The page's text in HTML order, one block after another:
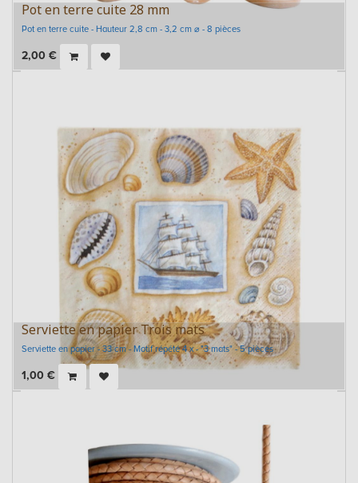
Pot en terre cuite 28 mm
Pot en terre cuite - Hauteur 2,8 cm - 3,2 cm ⌀ - 8 pièces
2,00 €
Serviette en papier Trois mats
Serviette en papier - 33 cm - Motif répété 4 x - "3 mats" - 5 pièces
1,00 €